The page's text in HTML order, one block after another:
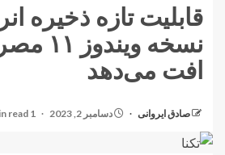
قابلیت تازه ذخیره
نسخه
افت می‌دهد
صادق ایروانی دسامبر 2, 2023 1 min read